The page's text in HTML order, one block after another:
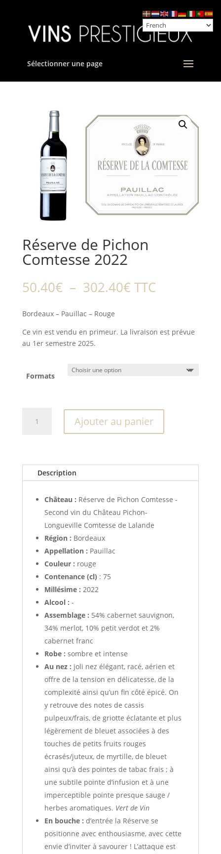
Sélectionner une page
Réserve de Pichon
Comtesse 2022
50.40€ – 302.40€Plage
de
à
TTC
Bordeaux – Pauillac – Rouge
Ce vin est vendu en primeur. La livraison est prévue
au 1er semestre 2025.
Formats
Comtesse
2022
Ajouter au panier
Description
Château : Réserve de Pichon Comtesse -
Second vin du Château Pichon-
Longueville Comtesse de Lalande
Région : Bordeaux
Appellation : Pauillac
Couleur : rouge
Contenance (cl) : 75
Millésime : 2022
Alcool : -
Assemblage : 54% cabernet sauvignon,
34% merlot, 10% petit verdot et 2%
cabernet franc
Robe : sombre et intense
Au nez : joli nez élégant, racé, aérien et
offre de la tension en délicatesse, de la
complexité ainsi qu’un fin côté épicé. On
y retrouve des notes de cassis
pulpeux/frais, de griotte éclatante et plus
légèrement de bleuet associées à des
touches de petits fruits rouges
écrasés/juteux, de myrtille, de bleuet
ainsi qu’à des pointes de tabac frais ; à
une subtile pointe d’infusion et à une
imperceptible pointe presque sauge /
herbes aromatiques. Vert de Vin
En bouche : d’entrée la Réserve se
positionne avec enthousiasme, avec cette
envie d’inviter à savourer ! L’attaque est